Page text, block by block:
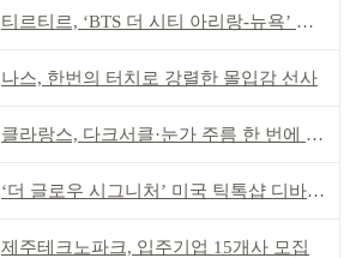
티르티르, ‘BTS 더 시티 아리랑-뉴욕’ 참여
나스, 한번의 터치로 강렬한 몰입감 선사
클라랑스, 다크서클·눈가 주름 한 번에 더블 케어
‘더 글로우 시그니처’ 미국 틱톡샵 디바이스 부문 1위
제주테크노파크, 입주기업 15개사 모집